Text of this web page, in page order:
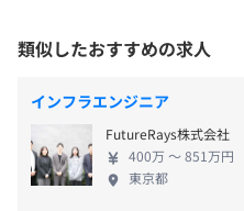
【職場環境について】
・開発部門はリモートワー
をしオフラインでのコミュ
従業員に対する受動喫煙対策
JR「恵比寿駅」より徒歩5分
東横線「代官山駅」より徒歩
・完全週休2日（土・日）
・年末年始休暇
ります。 Hubbleはそんな基盤となるプロダクトの開
発をおこなっており、毎
しています。2024年12月
クローズを実施しました。 当社のプロダクトは、法
務部門のみならず、事業
約業務フローに定着する
ため、多くの企業様に
類似したおすすめの求人
インフラエンジニア
FutureRays株式会社
400万 〜 851万円
東京都